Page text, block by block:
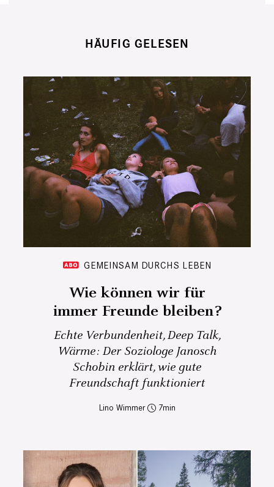
HÄUFIG GELESEN
GEMEINSAM DURCHS LEBEN
Wie können wir für
immer Freunde bleiben?
Echte Verbundenheit, Deep Talk,
Wärme: Der Soziologe Janosch
Schobin erklärt, wie gute
Freundschaft funktioniert
Lino Wimmer 7